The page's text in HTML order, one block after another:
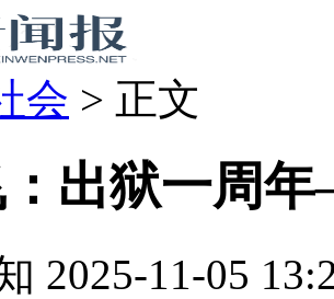
会 > 正文
：出狱一周
2025-11-05